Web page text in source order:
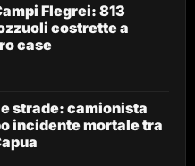
Flegrei: 813
costrette a
case
strade: camionista
incidente mortale tra